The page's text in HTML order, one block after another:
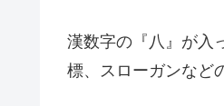
漢数字の『八』が入
標、スローガンなど